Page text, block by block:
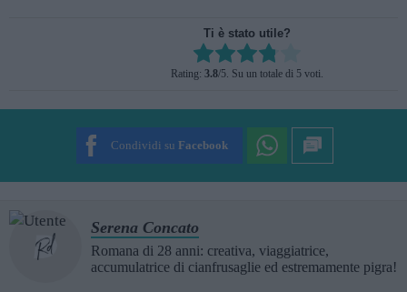
Ti è stato utile?
Rate this item:
SUBMIT RATING
Rating: 3.8/5. Su un totale di 5 voti.
Condividi su Facebook
Serena Concato
Romana di 28 anni: creativa, viaggiatrice,
accumulatrice di cianfrusaglie ed estremamente pigra!